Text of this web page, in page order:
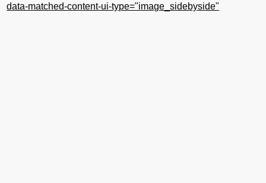
data-matched-content-ui-type="image_sidebyside"